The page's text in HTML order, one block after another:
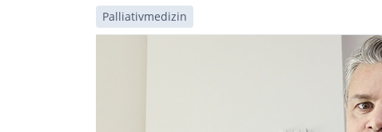
Palliativmedizin